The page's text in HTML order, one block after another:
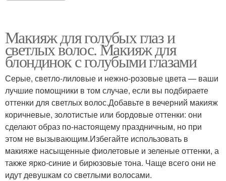
Макияж для голубых глаз и
светлых волос. Макияж для
блондинок с голубыми глазами
Серые, светло-лиловые и нежно-розовые цвета — ваши
лучшие помощники в том случае, если вы подбираете
оттенки для светлых волос.Добавьте в вечерний макияж
коричневые, золотистые или бордовые оттенки: они
сделают образ по-настоящему праздничным, но при
этом не вызывающим.Избегайте использовать в
макияже насыщенные фиолетовые и зеленые оттенки, а
также ярко-синие и бирюзовые тона. Чаще всего они не
идут девушкам со светлыми волосами.